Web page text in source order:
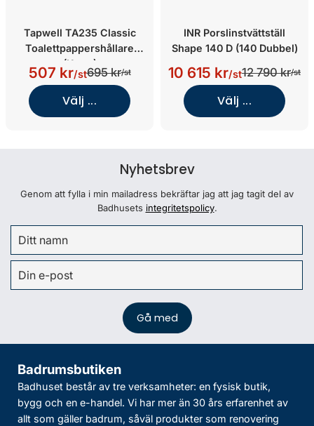
Tapwell TA235 Classic
Toalettpappershållare
(Krom)
507 kr/st695 kr/st
Välj ...
INR Porslinstvättställ
Shape 140 D (140 Dubbel)
10 615 kr/st12 790 kr/st
Välj ...
Nyhetsbrev
Genom att fylla i min mailadress bekräftar jag att jag tagit del av
Badhusets integritetspolicy.
Badrumsbutiken
Badhuset består av tre verksamheter: en fysisk butik,
bygg och en e-handel. Vi har mer än 30 års erfarenhet av
allt som gäller badrum, såväl produkter som renovering